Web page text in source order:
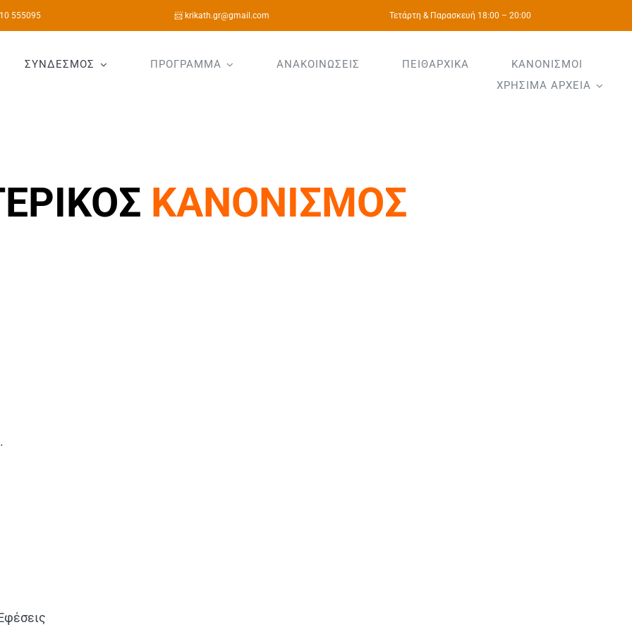
555095 📨 krikath.gr@gmail.com Τετάρτη & Παρασκευή 18:00 – 20:00
ΣΥΝΔΕΣΜΟΣ ΠΡΟΓΡΑΜΜΑ ΑΝΑΚΟΙΝΩΣΕΙΣ ΠΕΙΘΑΡΧΙΚΑ
ΚΑΝΟΝΙΣΜΟΙ
ΧΡΗΣΙΜΑ ΑΡΧΕΙΑ
ΚΑΝΟΝΙΣΜΟΣ